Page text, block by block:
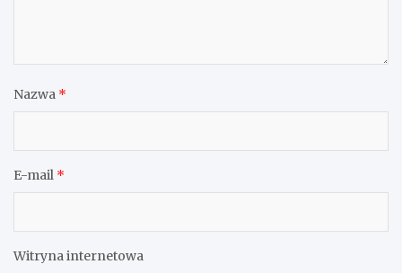
Nazwa *
E-mail *
Witryna internetowa